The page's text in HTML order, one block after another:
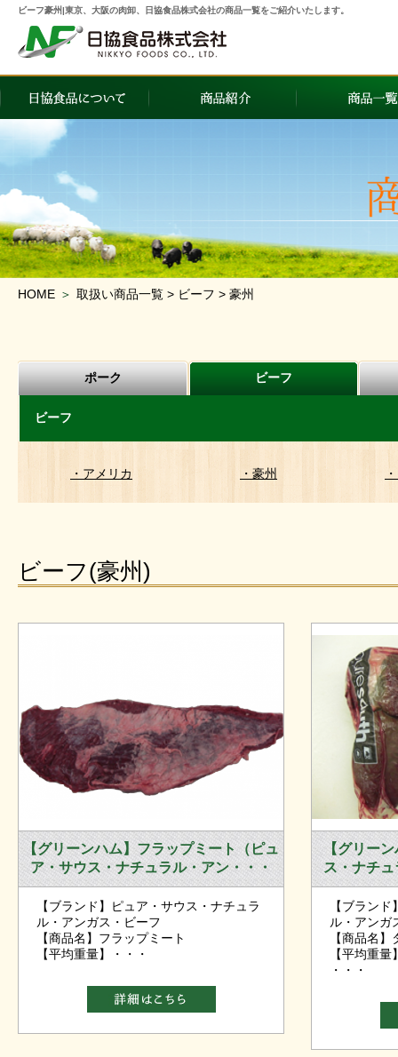
ビーフ豪州|東京、大阪の肉卸、日協食品株式会社の商品一覧をご紹介いたします。
HOME ＞ 取扱い商品一覧 > ビーフ > 豪州
ポーク ビーフ
ビーフ
・アメリカ ・豪州
ビーフ(豪州)
【グリーンハム】フラップミート（ピュ
ア・サウス・ナチュラル・アン・・・
【ブランド】ピュア・サウス・ナチュラ
ル・アンガス・ビーフ
【商品名】フラップミート
【平均重量】・・・
【グリー
ス・ナチ
【ブラン
ル・アンガ
【商品名】
【平均重
・・・